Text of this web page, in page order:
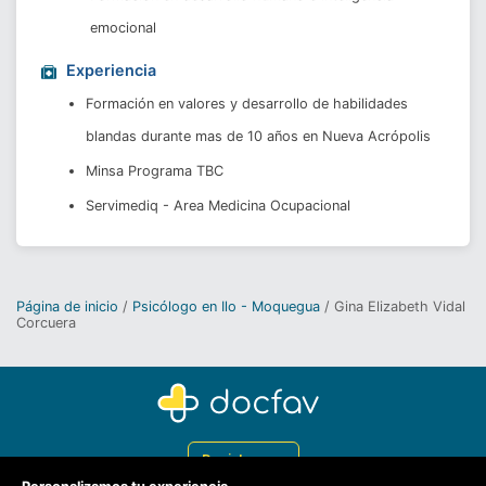
emocional
Experiencia
Formación en valores y desarrollo de habilidades
blandas durante mas de 10 años en Nueva Acrópolis
Minsa Programa TBC
Servimediq - Area Medicina Ocupacional
Página de inicio Psicólogo en Ilo - Moquegua
Gina Elizabeth Vidal
Corcuera
Registrarme